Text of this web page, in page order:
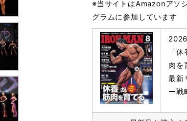
※当サイトはAmazonアソ
グラムに参加しています
「
肉を
最新
ー戦